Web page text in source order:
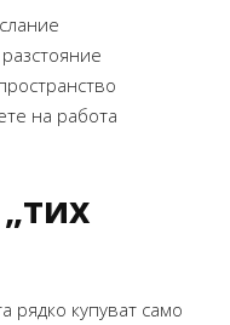
на работа
рядко купуват само